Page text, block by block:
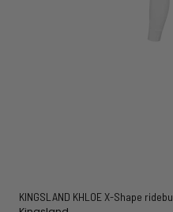
KINGSLAND KHLOE X-Shape